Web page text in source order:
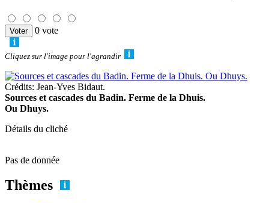
0 vote
Cliquez sur l'image pour l'agrandir
Crédits: Jean-Yves Bidaut.
Sources et cascades du Badin. Ferme de la Dhuis.
Ou Dhuys.
Détails du cliché
Pas de donnée
Thèmes